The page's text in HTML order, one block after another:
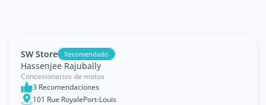
SW Store Recomendado
Hassenjee Rajubally
Concesionarios de motos
3 Recomendaciones
101 Rue RoyalePort-Louis